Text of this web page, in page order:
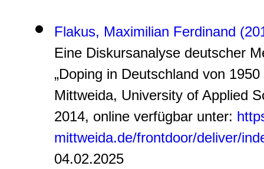
Flakus, Maximilian Ferdinand
Eine Diskursanalyse deutscher
„Doping in Deutschland von
Mittweida, University of Applied
2014, online verfügbar unter:
mittweida.de/frontdoor/deliver/
04.02.2025